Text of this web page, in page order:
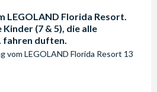
LEGOLAND Florida Resort.
(7 & 5), die alle
fahren duften.
vom LEGOLAND Florida Resort 13